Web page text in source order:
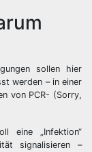
sollen hier
werden – in einer
von PCR- (Sorry,
eine „Infektion“
signalisieren –